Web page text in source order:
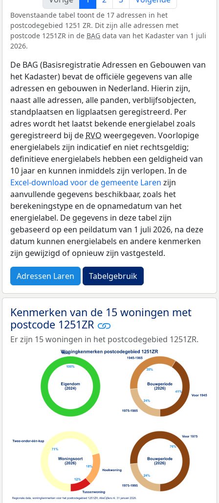
Bovenstaande tabel toont de 17 adressen in het
postcodegebied 1251 ZR. Dit zijn alle adressen met
postcode 1251ZR in de BAG data van het Kadaster van 1 juli
2026.
De BAG (Basisregistratie Adressen en Gebouwen van
het Kadaster) bevat de officiële gegevens van alle
adressen en gebouwen in Nederland. Hierin zijn,
naast alle adressen, alle panden, verblijfsobjecten,
standplaatsen en ligplaatsen geregistreerd. Per
adres wordt het laatst bekende energielabel zoals
geregistreerd bij de RVO weergegeven. Voorlopige
energielabels zijn indicatief en niet rechtsgeldig;
definitieve energielabels hebben een geldigheid van
10 jaar en kunnen inmiddels zijn verlopen. In de
Excel-download voor de gemeente Laren zijn
aanvullende gegevens beschikbaar, zoals het
berekeningstype en de opnamedatum van het
energielabel. De gegevens in deze tabel zijn
gebaseerd op een peildatum van 1 juli 2026, na deze
datum kunnen energielabels en andere kenmerken
zijn gewijzigd of opnieuw zijn vastgesteld.
Adressen Laren Tabelgebruik
Kenmerken van de 15 woningen met
postcode 1251ZR
Er zijn 15 woningen in het postcodegebied 1251ZR.